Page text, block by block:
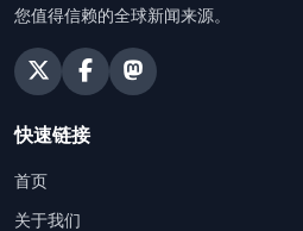
您值得信赖的全球新闻来源。
快速链接
首页
关于我们